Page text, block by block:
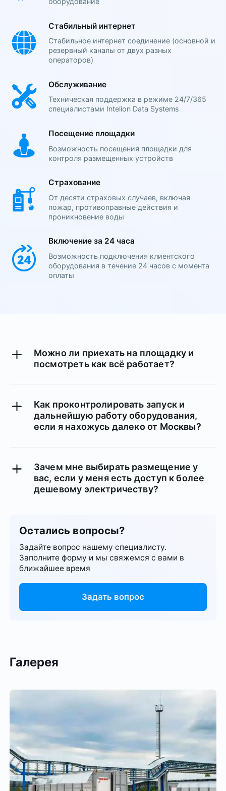
Стабильный интернет
Стабильное интернет соединение (основной и
резервный каналы от двух разных
операторов)
Обслуживание
Техническая поддержка в режиме 24/7/365
специалистами Intelion Data Systems
Посещение площадки
Возможность посещения площадки для
контроля размещенных устройств
Страхование
От десяти страховых случаев, включая
пожар, противоправные действия и
проникновение воды
Включение за 24 часа
Возможность подключения клиентского
оборудования в течение 24 часов с момента
оплаты
Можно ли приехать на площадку и
посмотреть как всё работает?
возможность экскурсионного посещения
Как проконтролировать запуск и
дальнейшую работу оборудования,
если я нахожусь далеко от Москвы?
Мы предоставляем полный удаленный
доступ к работе оборудования - вам
достаточно будет установить нужные
приложения. Также наши специалисты
всегда на связи по телефону и в
Зачем мне выбирать размещение у
вас, если у меня есть доступ к более
дешевому электричеству?
сложно создать самостоятельно. Чтобы
избежать поломки и перегорания
оборудования и обеспечить его
эффективную работу мы рекомендуем
доверить его специалистам.
Остались вопросы?
Задайте вопрос нашему специалисту.
Заполните форму и мы свяжемся с вами в
ближайшее время
Задать вопрос
Галерея